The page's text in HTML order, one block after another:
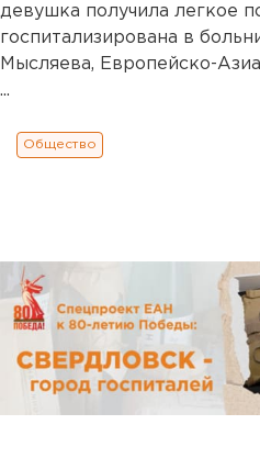
девушка получила легкое
госпитализирована в
Мысляева, Европейско-
...
Общество